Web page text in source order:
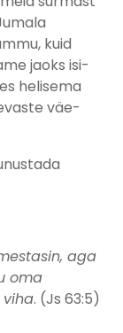
kuid
jaoks isi-
helisema
väe-
aga
oma
viha. (Js 63:5)